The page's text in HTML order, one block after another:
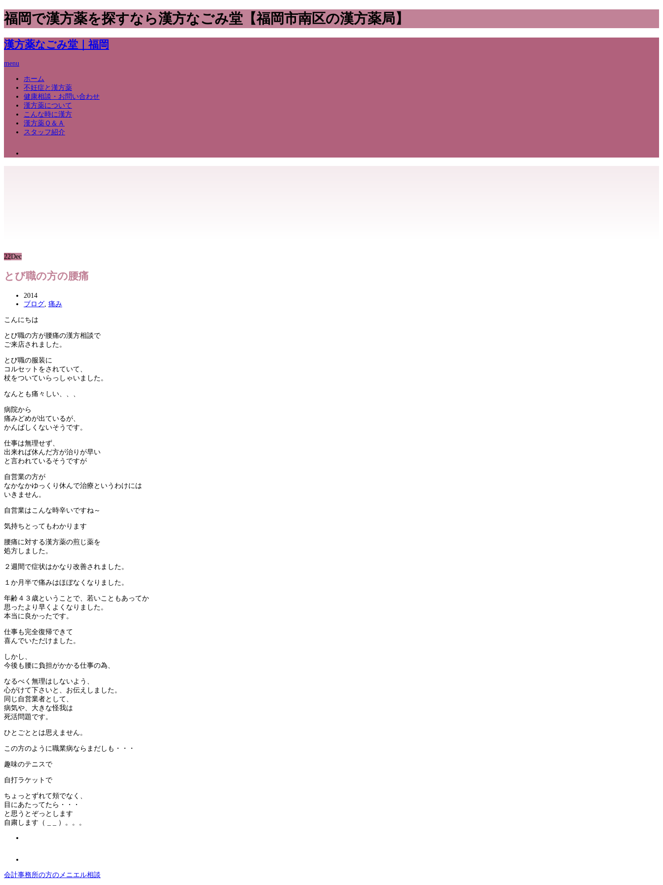
福岡で漢方薬を探すなら漢方なごみ堂【福岡市南区の漢方薬局】
漢方薬なごみ堂｜福岡
menu
ホーム
不妊症と漢方薬
健康相談・お問い合わせ
漢方薬について
こんな時に漢方
漢方薬Ｑ＆Ａ
スタッフ紹介
22Dec
とび職の方の腰痛
2014
ブログ 痛み
こんにちは
とび職の方が腰痛の漢方相談で
ご来店されました。
とび職の服装に
コルセットをされていて、
杖をついていらっしゃいました。
なんとも痛々しい、、、
病院から
痛みどめが出ているが、
かんばしくないそうです。
仕事は無理せず、
出来れば休んだ方が治りが早い
と言われているそうですが
自営業の方が
なかなかゆっくり休んで治療というわけには
いきません。
自営業はこんな時辛いですね～
気持ちとってもわかります
腰痛に対する漢方薬の煎じ薬を
処方しました。
２週間で症状はかなり改善されました。
１か月半で痛みはほぼなくなりました。
年齢４３歳ということで、若いこともあってか
思ったより早くよくなりました。
本当に良かったです。
仕事も完全復帰できて
喜んでいただけました。
しかし、
今後も腰に負担がかかる仕事の為、
なるべく無理はしないよう、
心がけて下さいと、お伝えしました。
同じ自営業者として、
病気や、大きな怪我は
死活問題です。
ひとごととは思えません。
この方のように職業病ならまだしも・・・
趣味のテニスで
自打ラケットで
ちょっとずれて頬でなく、
目にあたってたら・・・
と思うとぞっとします
自粛します（ _ _ ）。。。
会計事務所の方のメニエル相談